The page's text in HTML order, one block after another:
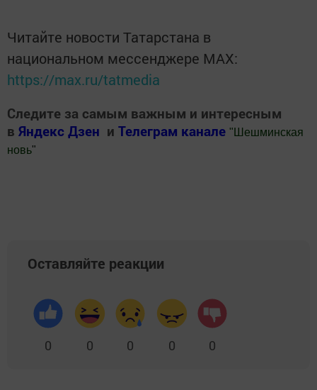
Читайте новости Татарстана в
национальном мессенджере MАХ:
https://max.ru/tatmedia
Следите за самым важным и интересным
в Яндекс Дзен и Телеграм канале " Шешминская
новь"
Оставляйте реакции
0 0 0 0 0